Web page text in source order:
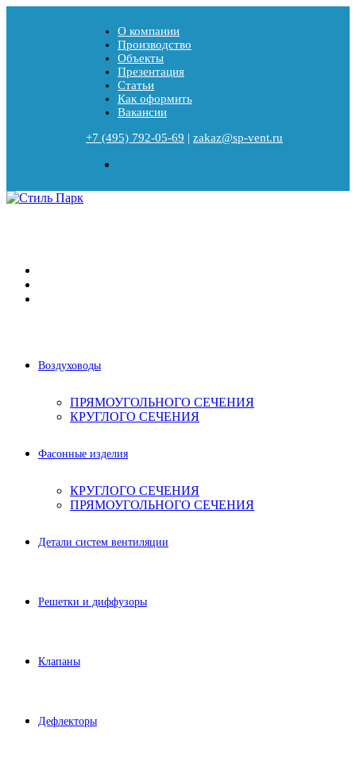
О компании
Производство
Объекты
Презентация
Статьи
Как оформить
Вакансии
+7 (495) 792-05-69 | zakaz@sp-vent.ru
Воздуховоды
ПРЯМОУГОЛЬНОГО СЕЧЕНИЯ
КРУГЛОГО СЕЧЕНИЯ
Фасонные изделия
КРУГЛОГО СЕЧЕНИЯ
ПРЯМОУГОЛЬНОГО СЕЧЕНИЯ
Детали систем вентиляции
Решетки и диффузоры
Клапаны
Дефлекторы